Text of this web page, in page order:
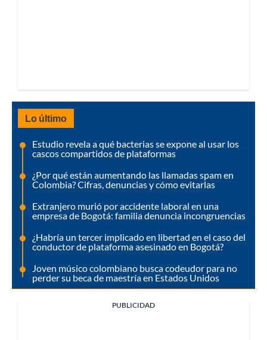
Lo último
Estudio revela a qué bacterias se expone al usar los
cascos compartidos de plataformas
¿Por qué están aumentando las llamadas spam en
Colombia? Cifras, denuncias y cómo evitarlas
Extranjero murió por accidente laboral en una
empresa de Bogotá: familia denuncia incongruencias
¿Habría un tercer implicado en libertad en el caso del
conductor de plataforma asesinado en Bogotá?
Joven músico colombiano busca codeudor para no
perder su beca de maestría en Estados Unidos
PUBLICIDAD